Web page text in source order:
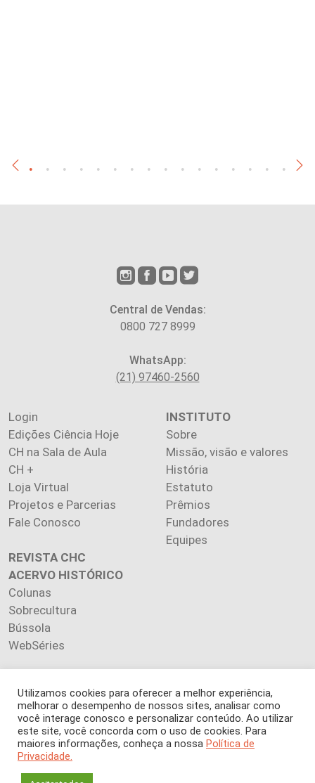
Central de Vendas:
0800 727 8999
WhatsApp:
(21) 97460-2560
Login
Edições Ciência Hoje
CH na Sala de Aula
CH +
Loja Virtual
Projetos e Parcerias
Fale Conosco
INSTITUTO
Sobre
Missão, visão e valores
História
Estatuto
Prêmios
Fundadores
Equipes
REVISTA CHC
ACERVO HISTÓRICO
Colunas
Sobrecultura
Bússola
WebSéries
Copyright 2026 INSTITUTO CIÊNCIA HOJE. Todos os direitos
reservados.
Os artigos publicados na revista refletem exclusivamente a
É proibida a reprodução, integral ou parcial, do conteúdo (imagens
Utilizamos cookies para oferecer a melhor experiência,
melhorar o desempenho de nossos sites, analisar como
você interage conosco e personalizar conteúdo. Ao utilizar
este site, você concorda com o uso de cookies. Para
maiores informações, conheça a nossa Política de
Privacidade.